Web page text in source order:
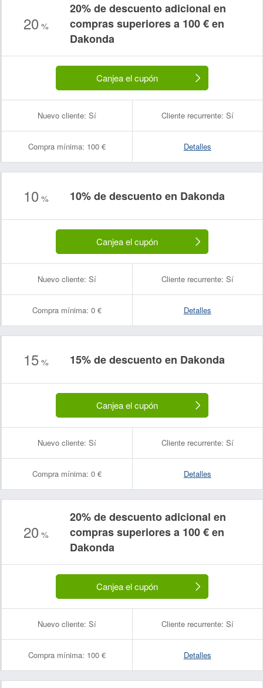
20 %
20% de descuento adicional en
compras superiores a 100 € en
Dakonda
Canjea el cupón
Nuevo cliente: Sí Cliente recurrente: Sí
Compra mínima: 100 € Detalles
10 % 10% de descuento en Dakonda
Canjea el cupón
Nuevo cliente: Sí Cliente recurrente: Sí
Compra mínima: 0 € Detalles
15 % 15% de descuento en Dakonda
Canjea el cupón
Nuevo cliente: Sí Cliente recurrente: Sí
Compra mínima: 0 € Detalles
20 %
20% de descuento adicional en
compras superiores a 100 € en
Dakonda
Canjea el cupón
Nuevo cliente: Sí Cliente recurrente: Sí
Compra mínima: 100 € Detalles